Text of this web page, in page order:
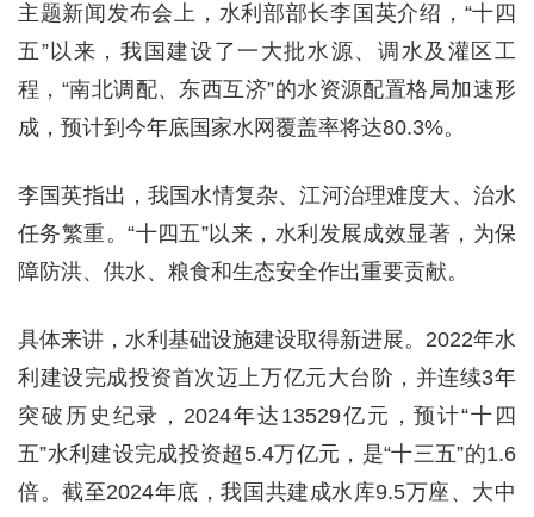
主题新闻发布会上，水利部部长李国英介绍，“十四
五”以来，我国建设了一大批水源、调水及灌区工
程，“南北调配、东西互济”的水资源配置格局加速形
成，预计到今年底国家水网覆盖率将达80.3%。
李国英指出，我国水情复杂、江河治理难度大、治水
任务繁重。“十四五”以来，水利发展成效显著，为保
障防洪、供水、粮食和生态安全作出重要贡献。
具体来讲，水利基础设施建设取得新进展。2022年水
利建设完成投资首次迈上万亿元大台阶，并连续3年
突破历史纪录，2024年达13529亿元，预计“十四
五”水利建设完成投资超5.4万亿元，是“十三五”的1.6
倍。截至2024年底，我国共建成水库9.5万座、大中